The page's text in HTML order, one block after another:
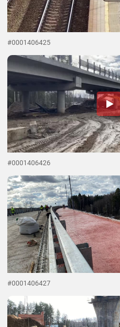
#0001406425
#0001406426
#0001406427